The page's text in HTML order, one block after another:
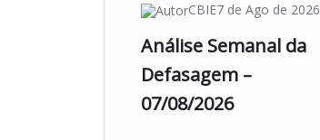
CBIE7 de Ago de 2026
Análise Semanal da
Defasagem –
07/08/2026